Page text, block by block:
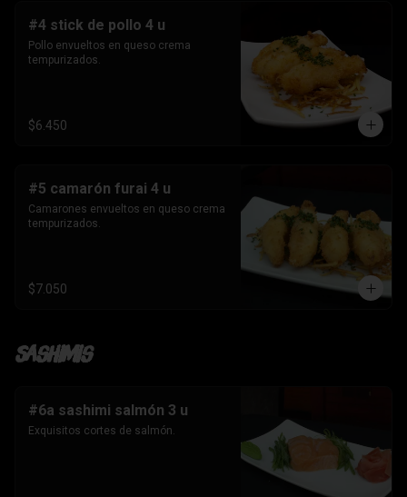
#4 stick de pollo 4 u
Pollo envueltos en queso crema
tempurizados.
$6.450
#5 camarón furai 4 u
Camarones envueltos en queso crema
tempurizados.
$7.050
Sashimis
#6a sashimi salmón 3 u
Exquisitos cortes de salmón.